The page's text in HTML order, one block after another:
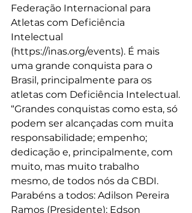
Federação Internacional para
Atletas com Deficiência
Intelectual
(https://inas.org/events). É mais
uma grande conquista para o
Brasil, principalmente para os
atletas com Deficiência Intelectual.
“Grandes conquistas como esta, só
podem ser alcançadas com muita
responsabilidade; empenho;
dedicação e, principalmente, com
muito, mas muito trabalho
mesmo, de todos nós da CBDI.
Parabéns a todos: Adilson Pereira
Ramos (Presidente); Edson